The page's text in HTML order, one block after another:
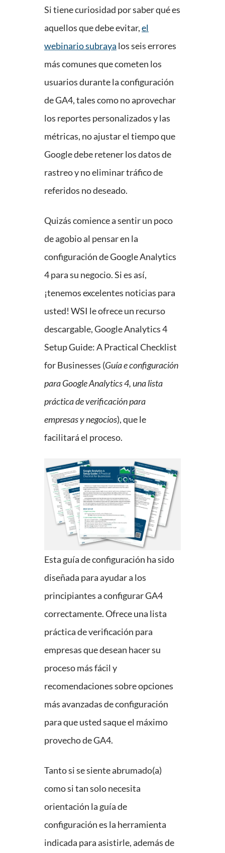
Si tiene curiosidad por saber qué es
aquellos que debe evitar,el
webinario subraya los seis errores
más comunes que cometen los
usuarios durante la configuración
de GA4, tales como no aprovechar
los reportes personalizados y las
métricas, no ajustar el tiempo que
Google debe retener los datos de
rastreo y no eliminar tráfico de
referidos no deseado.
Quizás comience a sentir un poco
de agobio al pensar en la
configuración de Google Analytics
4 para su negocio. Si es así,
¡tenemos excelentes noticias para
usted! WSI le ofrece un recurso
descargable, Google Analytics 4
Setup Guide: A Practical Checklist
for Businesses (Guía e configuración
para Google Analytics 4, una lista
práctica de verificación para
empresas y negocios), que le
facilitará el proceso.
Esta guía de configuración ha sido
diseñada para ayudar a los
principiantes a configurar GA4
correctamente. Ofrece una lista
práctica de verificación para
empresas que desean hacer su
proceso más fácil y
recomendaciones sobre opciones
más avanzadas de configuración
para que usted saque el máximo
provecho de GA4.
Tanto si se siente abrumado(a)
como si tan solo necesita
orientación la guía de
configuración es la herramienta
indicada para asistirle, además de